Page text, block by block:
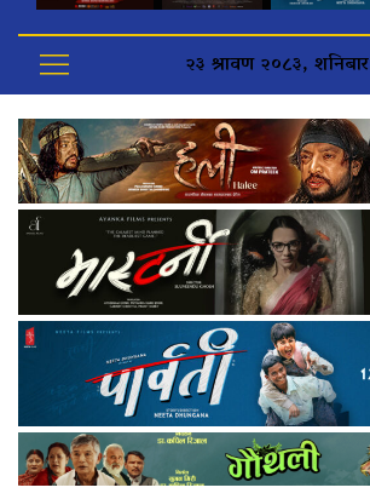
२३ श्रावण २०८३, शनिबार